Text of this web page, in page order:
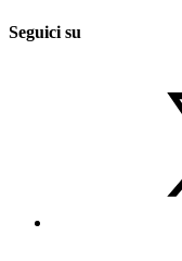
Seguici su